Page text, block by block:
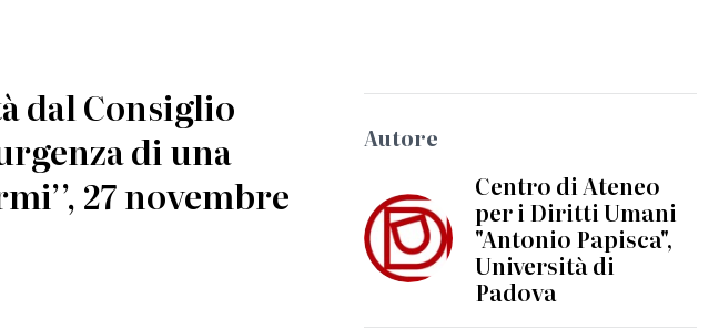
dal Consiglio
di una
27 novembre
Autore
Centro di Ateneo
per i Diritti Umani
"Antonio Papisca",
Università di
Padova